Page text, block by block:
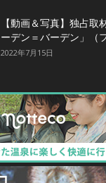
【動画＆写真】独占取
ーデン＝バーデン」（
2022年7月15日